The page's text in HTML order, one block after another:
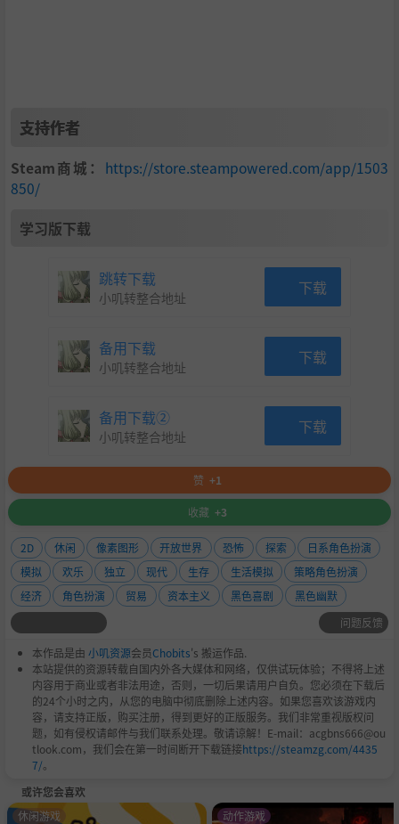
支持作者
Steam商城： https://store.steampowered.com/app/1503
850/
学习版下载
跳转下载
小叽转整合地址 下载
备用下载
小叽转整合地址 下载
备用下载②
小叽转整合地址 下载
赞 +1
收藏 +3
2D 休闲 像素图形 开放世界 恐怖 探索
日系角色扮演
模拟
欢乐 独立 现代 生存 生活模拟
策略角色扮演
经济
角色扮演 贸易 资本主义 黑色喜剧
黑色幽默
问题反馈
本作品是由 小叽资源会员Chobits's 搬运作品.
本站提供的资源转载自国内外各大媒体和网络，仅供试玩体验；不得将上述
内容用于商业或者非法用途，否则，一切后果请用户自负。您必须在下载后
的24个小时之内，从您的电脑中彻底删除上述内容。如果您喜欢该游戏内
容，请支持正版，购买注册，得到更好的正版服务。我们非常重视版权问
题，如有侵权请邮件与我们联系处理。敬请谅解！E-mail：acgbns666@ou
tlook.com，我们会在第一时间断开下载链接https://steamzg.com/4435
7/。
或许您会喜欢
休闲游戏 动作游戏